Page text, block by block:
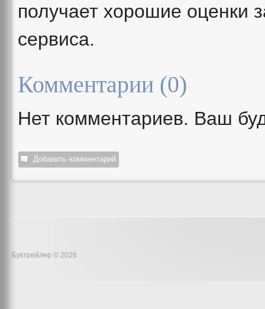
получает хорошие оценки
сервиса.
Комментарии (0)
Нет комментариев. Ваш
Добавить комментарий
Буктрейлер © 2026